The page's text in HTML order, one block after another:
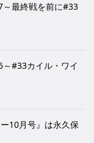
～最終戦を前に#33
#33カイル・ワイ
10月号』は永久保